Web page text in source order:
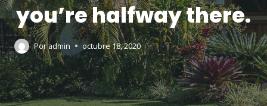
you’re halfway there.
Poradmin octubre 18, 2020